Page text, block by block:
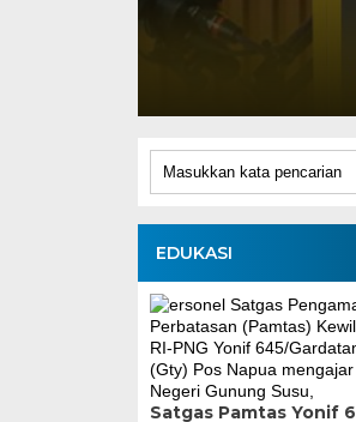
peluang untuk
EDUKASI
Satgas Pamtas Yonif